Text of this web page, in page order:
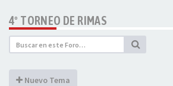
4º TORNEO DE RIMAS
Nuevo Tema